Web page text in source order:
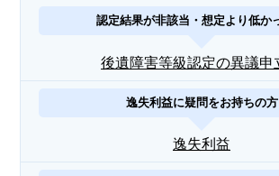
認定結果が非該当・想定より低か
後遺障害等級認定の異議申
逸失利益に疑問をお持ちの方
逸失利益